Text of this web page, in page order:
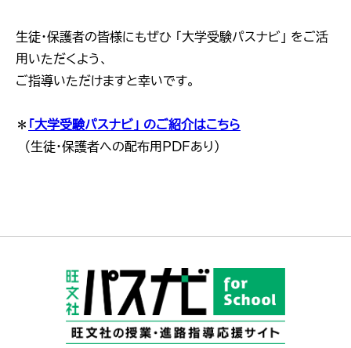
生徒・保護者の皆様にもぜひ 「大学受験パスナビ」 をご活
用いただくよう、
ご指導いただけますと幸いです。
＊
「大学受験パスナビ」 のご紹介はこちら
（生徒・保護者への配布用PDFあり）